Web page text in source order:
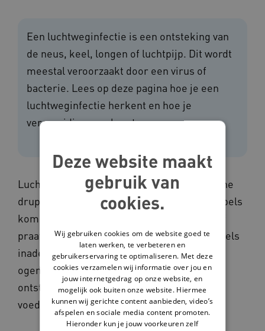
Een luchtweginfectie is een ontsteking van
de neus, keel, longen of luchtpijp. Dit wordt
meestal veroorzaakt door een virus of
bacterie. Lees op deze pagina hoe je een
luchtweginfectie herkent en hoe je
verspreiding voorkomt.
Luchtweginfecties verspreiden zich via kleine
druppeltjes uit de neus of mond. Deze druppels
komen in de lucht als iemand hoest, niest of
praat. Je kunt ziek worden als je deze druppels
inademt of via je handen in je neus, mond of
ogen wrijft. Luchtweginfecties kunnen ook
ontstaan doordat iemand zich verslikt en er
voedsel in de luchtwegen terecht komt.
Deze website maakt
gebruik van
cookies.
Wij gebruiken cookies om de website goed te
laten werken, te verbeteren en
gebruikerservaring te optimaliseren. Met deze
cookies verzamelen wij informatie over jou en
jouw internetgedrag op onze website, en
mogelijk ook buiten onze website. Hiermee
kunnen wij gerichte content aanbieden, video’s
afspelen en sociale media content promoten.
Hieronder kun je jouw voorkeuren zelf